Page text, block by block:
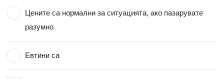
Цените са нормални за ситуацията, ако пазарувате
разумно
Евтини са